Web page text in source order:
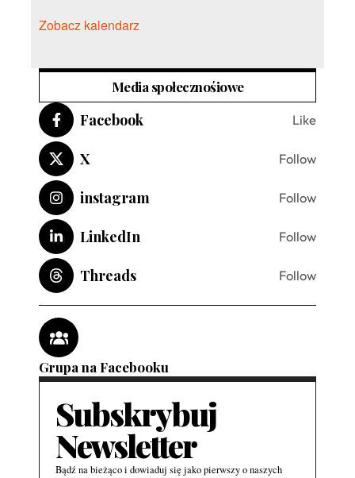
Zobacz kalendarz
Media społecznośiowe
Facebook Like
X Follow
instagram Follow
LinkedIn Follow
Threads Follow
Grupa na Facebooku
Subskrybuj
Newsletter
Bądź na bieżąco i dowiaduj się jako pierwszy o naszych